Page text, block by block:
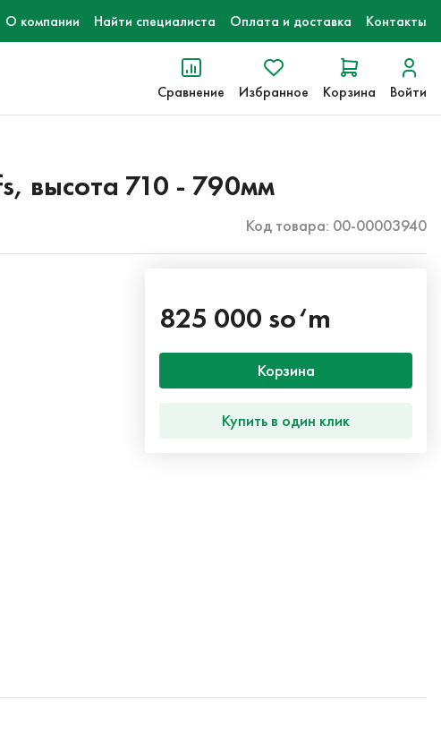
О компании Найти специалиста Оплата и доставка Контакты
Сравнение Избранное Корзина Войти
высота 710 - 790мм
Код товара: 00-00003940
825 000 so‘m
Корзина
Купить в один клик